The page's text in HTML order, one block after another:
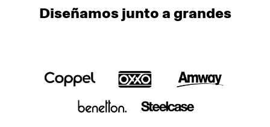
Diseñamos junto a grandes